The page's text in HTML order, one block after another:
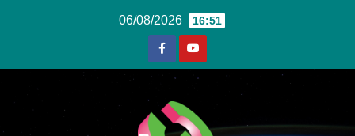
06/08/2026 16:51